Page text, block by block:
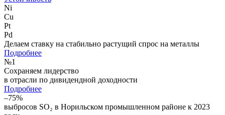
Ni
Cu
Pt
Pd
Делаем ставку на стабильно растущий спрос на металлы
Подробнее
№1
Сохраняем лидерство
в отрасли по дивидендной доходности
Подробнее
–75%
выбросов SO₂ в Норильском промышленном районе к 2023